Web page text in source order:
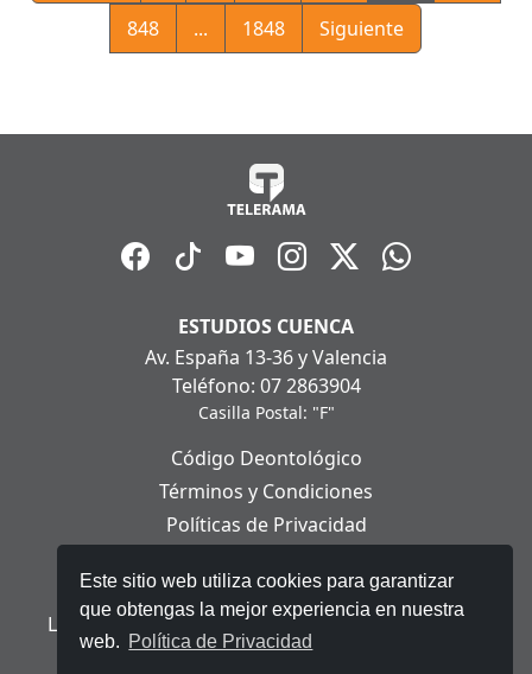
Este sitio web utiliza cookies para garantizar
que obtengas la mejor experiencia en nuestra
web. Política de Privacidad
848
... 1848 Siguiente
ESTUDIOS CUENCA
Av. España 13-36 y Valencia
Teléfono: 07 2863904
Casilla Postal: "F"
Código Deontológico
Términos y Condiciones
Políticas de Privacidad
Aviso Legal
Ley Orgánica de Protección de Datos Personales